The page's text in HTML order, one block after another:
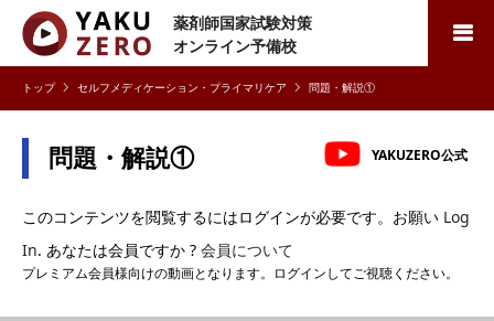
薬剤師国家試験対策
オンライン予備校
検索
セルフメディケーション・プライマリケア 問題・解説①
問題・解説① YAKUZERO公式
このコンテンツを閲覧するにはログインが必要です。お願い Log
In. あなたは会員ですか ? 会員について
プレミアム会員様向けの動画となります。ログインしてご視聴ください。